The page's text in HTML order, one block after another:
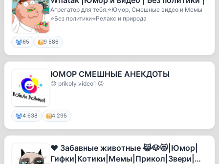
Агрегатор для тебя:⭐️Юмор, Смешные видео и Мемы
⭐️Без политики️⭐️Релакс и природа
65 9 586
ЮМОР СМЕШНЫЕ АНЕКДОТЫ
😜 prikoly_video1 😜
4 638 4 295
❤️ Забавные животные 😹🐶😻|Юмор|
Гифки|Котики|Мемы|Прикол|Звери|